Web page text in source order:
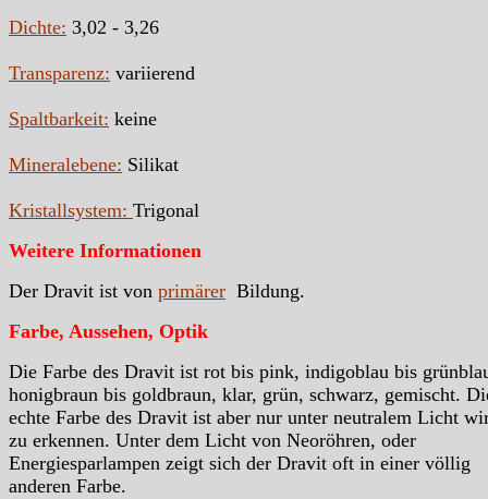
Dichte: 3,02 - 3,26
Transparenz: variierend
Spaltbarkeit: keine
Mineralebene: Silikat
Kristallsystem: Trigonal
Weitere Informationen
Der Dravit ist von primärer Bildung.
Farbe, Aussehen, Optik
Die Farbe des Dravit ist rot bis pink, indigoblau bis
honigbraun bis goldbraun, klar, grün, schwarz, gemischt.
echte Farbe des Dravit ist aber nur unter neutralem Licht
zu erkennen. Unter dem Licht von Neoröhren, oder
Energiesparlampen zeigt sich der Dravit oft in einer völlig
anderen Farbe.